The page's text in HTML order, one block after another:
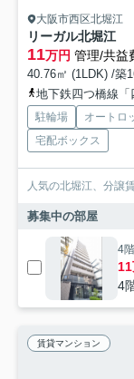
大阪市西区北堀江
リーガル北堀江
11万円 管理/共益
40.76㎡ (1LDK) /築
地下鉄四つ橋線
駐輪場 オートロ
宅配ボックス
人気の北堀江、分譲
募集中の部屋
4階
4
賃貸マンション